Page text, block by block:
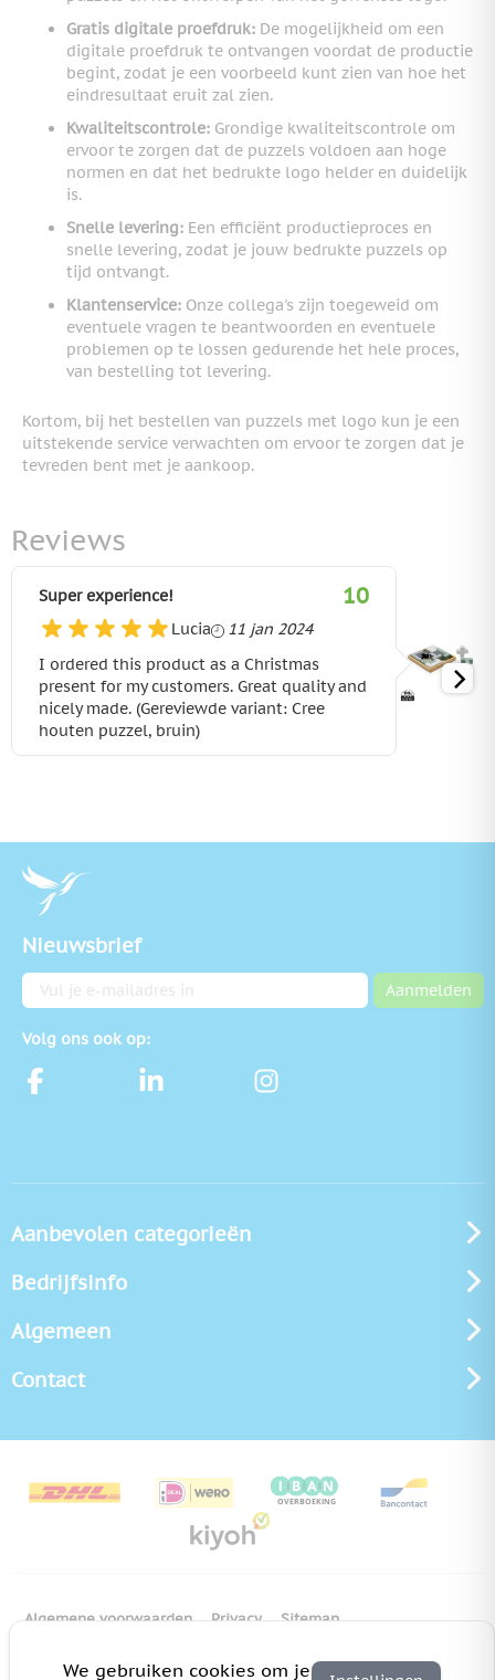
Gratis digitale proefdruk: De mogelijkheid om een
digitale proefdruk te ontvangen voordat de productie
begint, zodat je een voorbeeld kunt zien van hoe het
eindresultaat eruit zal zien.
Kwaliteitscontrole: Grondige kwaliteitscontrole om
ervoor te zorgen dat de puzzels voldoen aan hoge
normen en dat het bedrukte logo helder en duidelijk
is.
Snelle levering: Een efficiënt productieproces en
snelle levering, zodat je jouw bedrukte puzzels op
tijd ontvangt.
Klantenservice: Onze collega's zijn toegeweid om
eventuele vragen te beantwoorden en eventuele
problemen op te lossen gedurende het hele proces,
van bestelling tot levering.
Kortom, bij het bestellen van puzzels met logo kun je een
uitstekende service verwachten om ervoor te zorgen dat je
tevreden bent met je aankoop.
Reviews
Super experience!
Lucia
11 januari 2024
11 jan 2024
I ordered this product as a Christmas
present for my customers. Great quality and
nicely made. (Gereviewde variant: Cree
houten puzzel, bruin)
10
Nieuwsbrief
E-mailadres Aanmelden
Volg ons ook op:
Aanbevolen categorieën
Bedrijfsinfo
Algemeen
Contact
Algemene voorwaarden Privacy Sitemap
Copyright Bedrukken.nl Pas cookie instellingen aan
We gebruiken cookies om je